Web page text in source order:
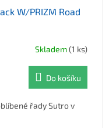
W/PRIZM Road
Skladem(1 ks)
Do košíku
řady Sutro v